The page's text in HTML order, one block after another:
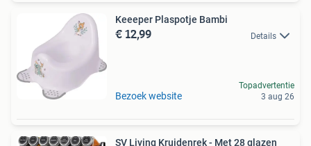
Keeeper Plaspotje Bambi
€ 12,99 Details
Bezoek website
Topadvertentie
3 aug 26
SV Living Kruidenrek - Met 28 glazen